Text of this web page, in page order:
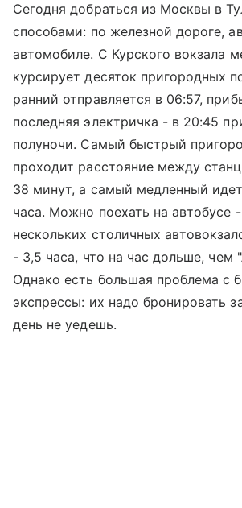
Сегодня добраться из Москвы в
способами: по железной дороге,
автомобиле. С Курского вокзала
курсирует десяток пригородных
ранний отправляется в 06:57,
последняя электричка - в 20:45
полуночи. Самый быстрый
проходит расстояние между
38 минут, а самый медленный
часа. Можно поехать на автобусе
нескольких столичных
- 3,5 часа, что на час дольше, чем
Однако есть большая проблема с
экспрессы: их надо бронировать
день не уедешь.